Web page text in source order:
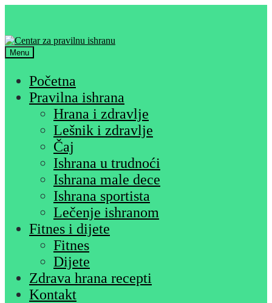
Menu
Početna
Pravilna ishrana
Hrana i zdravlje
Lešnik i zdravlje
Čaj
Ishrana u trudnoći
Ishrana male dece
Ishrana sportista
Lečenje ishranom
Fitnes i dijete
Fitnes
Dijete
Zdrava hrana recepti
Kontakt